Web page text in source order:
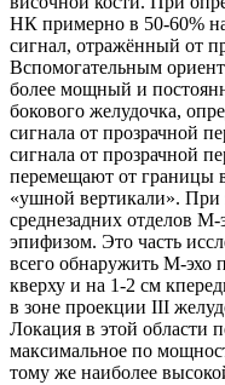
НК примерно в 50-60%
сигнал, отражённый от
Вспомогательным
более мощный и
бокового желудочка,
сигнала от прозрачной
сигнала от прозрачной
перемещают от границы
«ушной вертикали». При
среднезадних отделов
эпифизом. Это часть
всего обнаружить М-эхо
кверху и на 1-2 см
в зоне проекции III
Локация в этой области
максимальное по
тому же наиболее